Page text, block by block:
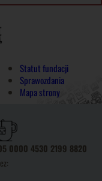
Statut fundacji
Sprawozdania
Mapa strony
0000 4530 2199 8820